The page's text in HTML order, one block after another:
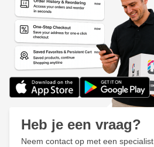
Heb je een vraag?
Neem contact op met een specialist